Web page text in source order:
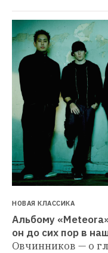
НОВАЯ КЛАССИКА
Альбому
он до сих пор в
Овчинников — о